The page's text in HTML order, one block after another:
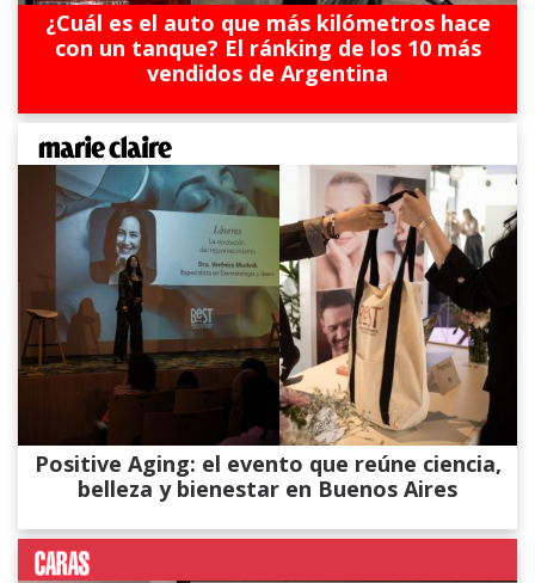
¿Cuál es el auto que más kilómetros hace
con un tanque? El ránking de los 10 más
vendidos de Argentina
Positive Aging: el evento que reúne ciencia,
belleza y bienestar en Buenos Aires